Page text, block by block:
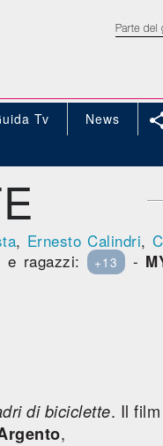
Tv News
, Ernesto Calindri,
e ragazzi: +13 -
di biciclette. Il
,